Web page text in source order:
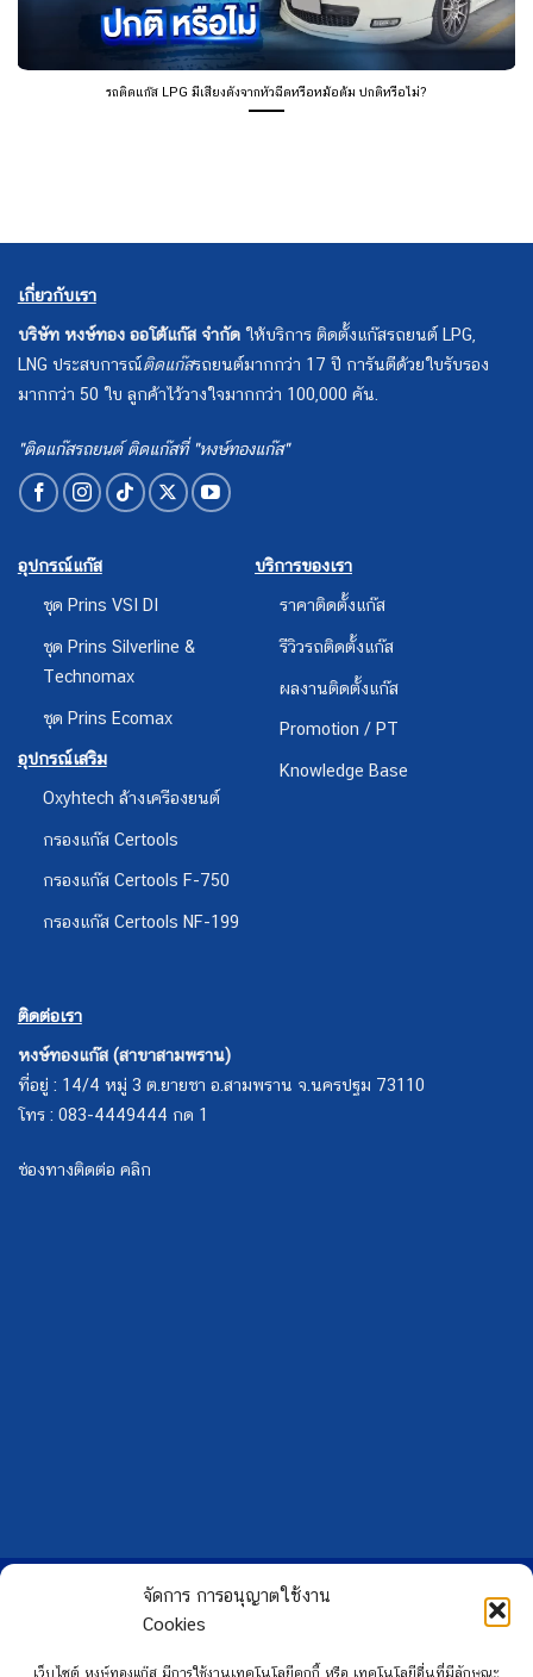
จัดการ การอนุญาตใช้งาน
Cookies
รถติดแก๊ส LPG มีเสียงดังจากหัวฉีดหรือหม้อต้ม ปกติหรือไม่?
เกี่ยวกับเรา
บริษัท หงษ์ทอง ออโต้แก๊ส จำกัด ให้บริการ ติดตั้งแก๊สรถยนต์ LPG,
LNG ประสบการณ์ติดแก๊สรถยนต์มากกว่า 17 ปี การันตีด้วยใบรับรอง
มากกว่า 50 ใบ ลูกค้าไว้วางใจมากกว่า 100,000 คัน.
"ติดแก๊สรถยนต์ ติดแก๊สที่ "หงษ์ทองแก๊ส"
อุปกรณ์แก๊ส
ชุด Prins VSI DI
ชุด Prins Silverline &
Technomax
ชุด Prins Ecomax
อุปกรณ์เสริม
Oxyhtech ล้างเครืองยนต์
กรองแก๊ส Certools
กรองแก๊ส Certools F-750
กรองแก๊ส Certools NF-199
บริการของเรา
ราคาติดตั้งแก๊ส
รีวิวรถติดตั้งแก๊ส
ผลงานติดตั้งแก๊ส
Promotion / PT
Knowledge Base
ติดต่อเรา
หงษ์ทองแก๊ส (สาขาสามพราน)
ที่อยู่ : 14/4 หมู่ 3 ต.ยายชา อ.สามพราน จ.นครปฐม 73110
โทร : 083-4449444 กด 1
ช่องทางติดต่อ คลิก
Copyright 2026 © Hongtong Auto Gas